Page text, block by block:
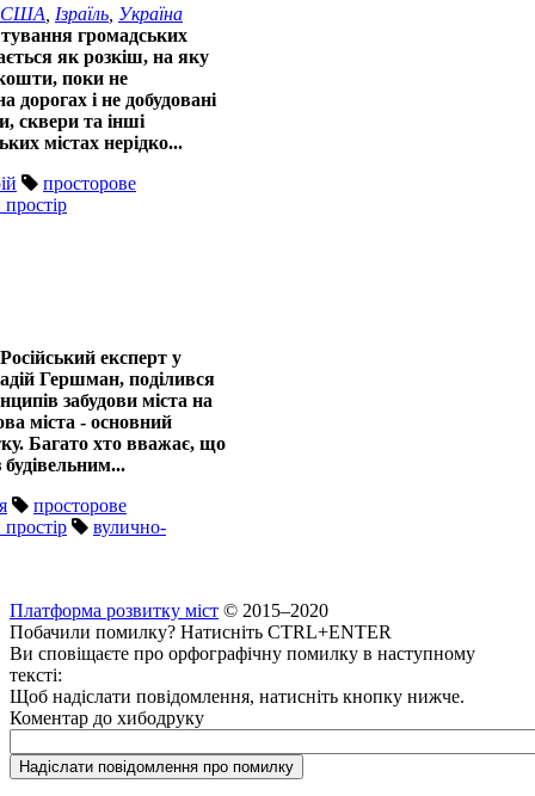
США Ізраїль Україна
громадських
як розкіш, на яку
поки не
дорогах і не добудовані
сквери та інші
містах нерідко...
просторове
Російський експерт у
Гершман, поділився
забудови міста на
міста - основний
Багато хто вважає, що
просторове
вулично-
Платформа розвитку міст © 2015–2020
Побачили помилку? Натисніть CTRL+ENTER
Ви сповіщаєте про орфографічну помилку в наступному
тексті:
Щоб надіслати повідомлення, натисніть кнопку нижче.
Коментар до хибодруку